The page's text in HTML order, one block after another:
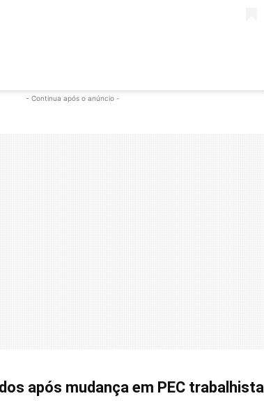
- Continua após o anúncio -
após mudança em PEC trabalhista